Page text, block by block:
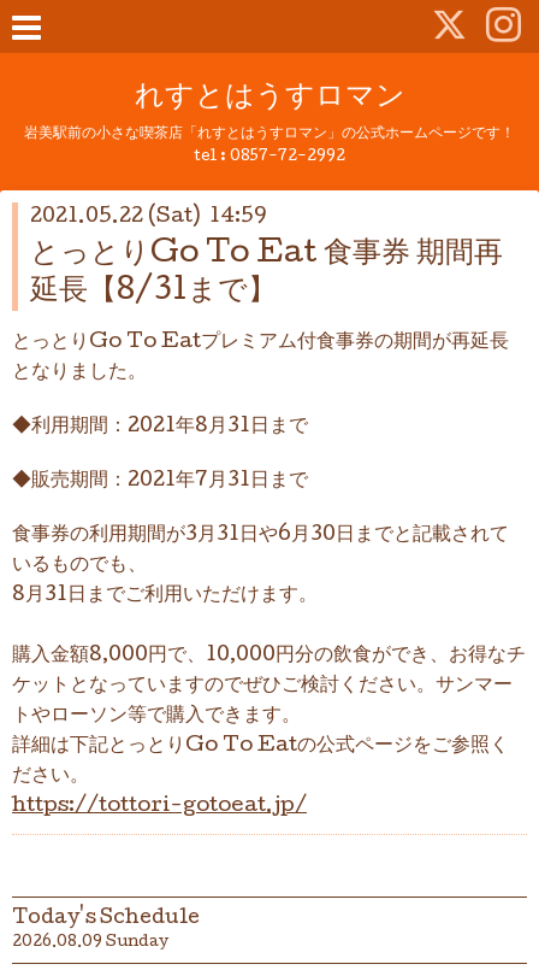
れすとはうすロマン
岩美駅前の小さな喫茶店「れすとはうすロマン」の公式ホームページです！
tel : 0857-72-2992
2021.05.22 (Sat) 14:59
とっとりGo To Eat 食事券 期間再
延長【8/31まで】
とっとりGo To Eatプレミアム付食事券の期間が再延長
となりました。
◆利用期間：2021年8月31日まで
◆販売期間：2021年7月31日まで
食事券の利用期間が3月31日や6月30日までと記載されて
いるものでも、
8月31日までご利用いただけます。
購入金額8,000円で、10,000円分の飲食ができ、お得なチ
ケットとなっていますのでぜひご検討ください。サンマー
トやローソン等で購入できます。
詳細は下記とっとりGo To Eatの公式ページをご参照く
ださい。
https://tottori-gotoeat.jp/
Today's Schedule
2026.08.09 Sunday